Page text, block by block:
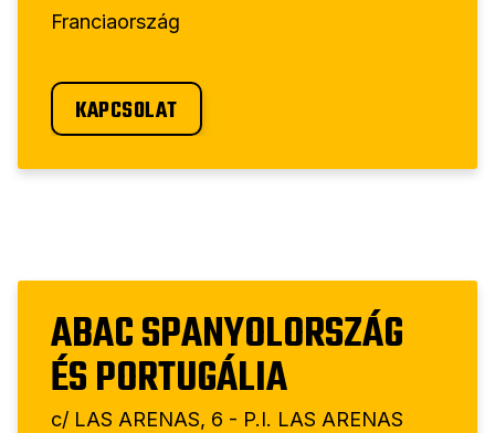
Franciaország
KAPCSOLAT
ABAC SPANYOLORSZÁG
ÉS PORTUGÁLIA
c/ LAS ARENAS, 6 - P.I. LAS ARENAS